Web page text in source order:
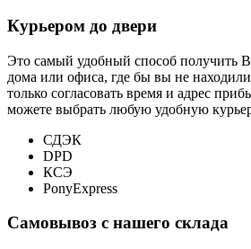
Курьером до двери
Это самый удобный способ получить
дома или офиса, где бы вы не
только согласовать время и адрес
можете выбрать любую удобную
СДЭК
DPD
КСЭ
PonyExpress
Самовывоз с нашего склада